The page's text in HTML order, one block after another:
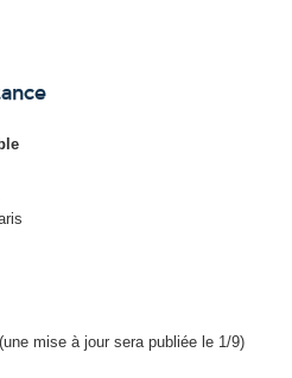
mise à jour sera publiée le 1/9)